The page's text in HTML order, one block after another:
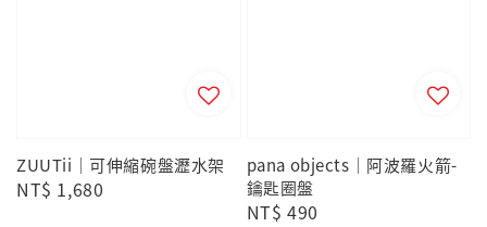
ZUUTii｜可伸縮碗盤瀝水架
Regular
NT$ 1,680
pana objects｜阿波羅火箭-
鑰匙圈盤
Regular
NT$ 490